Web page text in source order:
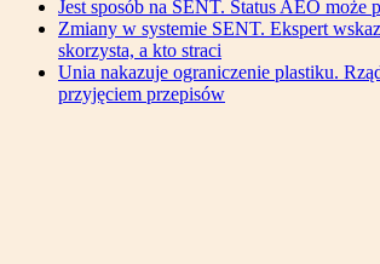
Jest sposób na SENT. Status AEO może
Zmiany w systemie SENT. Ekspert
skorzysta, a kto straci
Unia nakazuje ograniczenie plastiku.
przyjęciem przepisów